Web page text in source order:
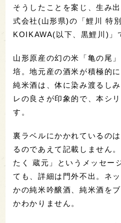
そうしたことを案じ、生み
式会社(山形県)の「鯉川 特
KOIKAWA(以下、黒鯉川)」
山形原産の幻の米「亀の尾
培。地元産の酒米が積極的
純米酒は、体に染み渡るし
レの良さが印象的で、本シ
す。
裏ラベルにかかれているの
るのであえて記載しません
たく 蔵元」というメッセー
ても、詳細は門外不出。ネ
かの純米吟醸酒、純米酒を
かわかりません。